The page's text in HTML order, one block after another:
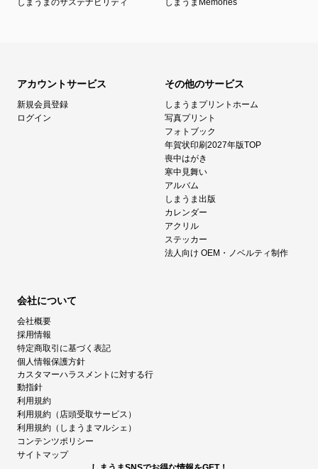
しまうまのサステナビリティ しまうまMemories
アカウントサービス
新規会員登録
ログイン
その他のサービス
しまうまプリントホーム
写真プリント
フォトブック
年賀状印刷2027年版TOP
喪中はがき
寒中見舞い
アルバム
しまうま出版
カレンダー
アクリル
ステッカー
法人向け OEM・ノベルティ制作
会社について
会社概要
採用情報
特定商取引に基づく表記
個人情報保護方針
カスタマーハラスメントに対する行
動指針
利用規約
利用規約（店頭受取サービス）
利用規約（しまうまマルシェ）
コンテンツポリシー
サイトマップ